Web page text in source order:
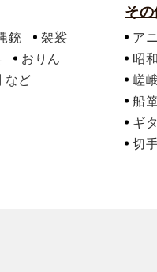
銃
袈裟
おりん
そ
ア
昭
嵯
船
ギ
切